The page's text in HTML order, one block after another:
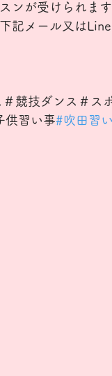
ンが受けられます
記メール又は
競技ダンス＃ス
供習い事#吹田習